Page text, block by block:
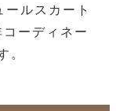
ルスカート
ーディネー
。